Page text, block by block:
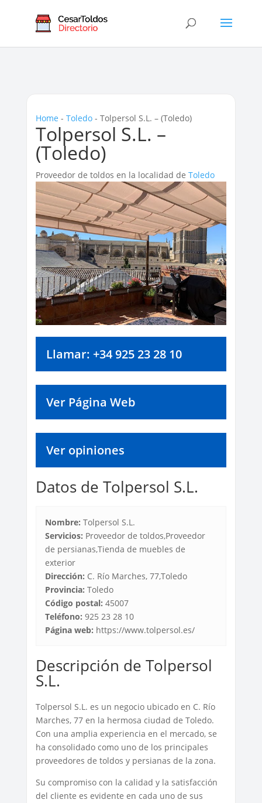
Home - Toledo- Tolpersol S.L. – (Toledo)
Tolpersol S.L. –
(Toledo)
Proveedor de toldos en la localidad de Toledo
Llamar: +34 925 23 28 10
Ver Página Web
Ver opiniones
Datos de Tolpersol S.L.
Nombre: Tolpersol S.L.
Servicios: Proveedor de toldos,Proveedor
de persianas,Tienda de muebles de
exterior
Dirección: C. Río Marches, 77,Toledo
Provincia: Toledo
Código postal: 45007
Teléfono: 925 23 28 10
Página web: https://www.tolpersol.es/
Descripción de Tolpersol
S.L.
Tolpersol S.L. es un negocio ubicado en C. Río
Marches, 77 en la hermosa ciudad de Toledo.
Con una amplia experiencia en el mercado, se
ha consolidado como uno de los principales
proveedores de toldos y persianas de la zona.
Su compromiso con la calidad y la satisfacción
del cliente es evidente en cada uno de sus